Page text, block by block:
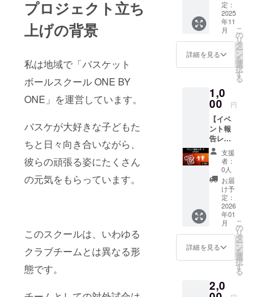
プロジェクト立ち
上げの背景
私は地域で「バスケット
ボールスクール ONE BY
ONE」を運営しています。
バスケが大好きな子どもた
ちと日々向き合いながら、
彼らの頑張る姿にたくさん
の元気をもらっています。
このスクールは、いわゆる
クラブチームとは異なる形
態です。
念に、プ
レーヤーの
個性に寄り
添った指導
を行ってい
今回のクラ
ウドファン
ディングで
は、子ども
たちの楽し
める環境づ
くりと新し
い挑戦に向
けた取り組
みを、より
多くの方に
だきたく挑
者の
み）】
メール
にてお
礼メッ
セージ
の送信
と、当
ルのイ
ベント
を宣伝
する
ページ
に、支
援者一
覧とし
てお名
前を掲
載しま
す。 ※
備考欄
に掲載
するお
名前を
入力く
※掲載期
2025年
11月〜
定：
2025
年11
月
詳細を見る
こ
の
リ
タ
ー
ン
を
選
択
す
る
1,0
00 円
【イベ
ント報
告レ
ポート
（PDF
）】 当
日のイ
ベント
の様子
や子ど
も達の
声をま
とめ
た、レ
ポート
をお届
す。 ま
た、
支援
者：
0人
お届
け予
定：
2026
年01
月
詳細を見る
こ
の
リ
タ
ー
ン
を
選
択
す
る
2,0